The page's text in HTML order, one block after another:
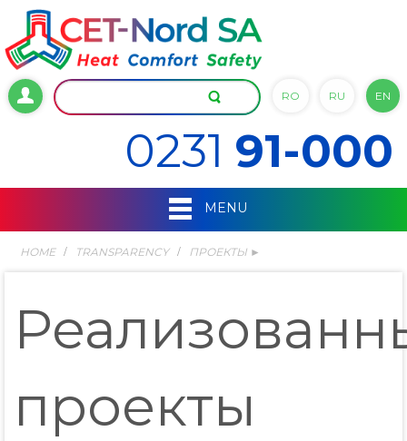
RO RU EN
0231 91-000
MENU
HOME TRANSPARENCY ПРОЕКТЫ ►
проекты